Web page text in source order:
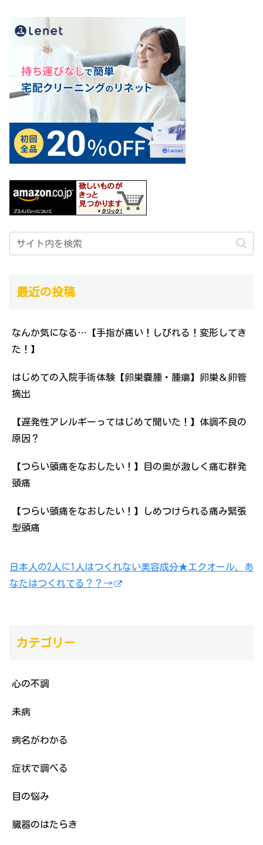
最近の投稿
なんか気になる…【手指が痛い！しびれる！変形してき
た！】
はじめての入院手術体験【卵巣嚢腫・腫瘍】卵巣＆卵管
摘出
【遅発性アレルギーってはじめて聞いた！】体調不良の
原因？
【つらい頭痛をなおしたい！】目の奥が激しく痛む群発
頭痛
【つらい頭痛をなおしたい！】しめつけられる痛み緊張
型頭痛
日本人の2人に1人はつくれない美容成分★エクオール、あ
なたはつくれてる？？→
カテゴリー
心の不調
未病
病名がわかる
症状で調べる
目の悩み
臓器のはたらき